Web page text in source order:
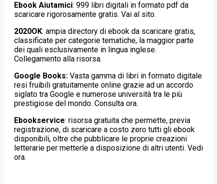
Ebook Aiutamici: 999 libri digitali in formato pdf da
scaricare rigorosamente gratis. Vai al sito.
2020OK: ampia directory di ebook da scaricare gratis,
classificate per categorie tematiche, la maggior parte
dei quali esclusivamente in lingua inglese.
Collegamento alla risorsa.
Google Books: Vasta gamma di libri in formato digitale
resi fruibili gratuitamente online grazie ad un accordo
siglato tra Google e numerose università tra le più
prestigiose del mondo. Consulta ora.
Ebookservice: risorsa gratuita che permette, previa
registrazione, di scaricare a costo zero tutti gli ebook
disponibili, oltre che pubblicare le proprie creazioni
letterarie per metterle a disposizione di altri utenti. Vedi
ora.